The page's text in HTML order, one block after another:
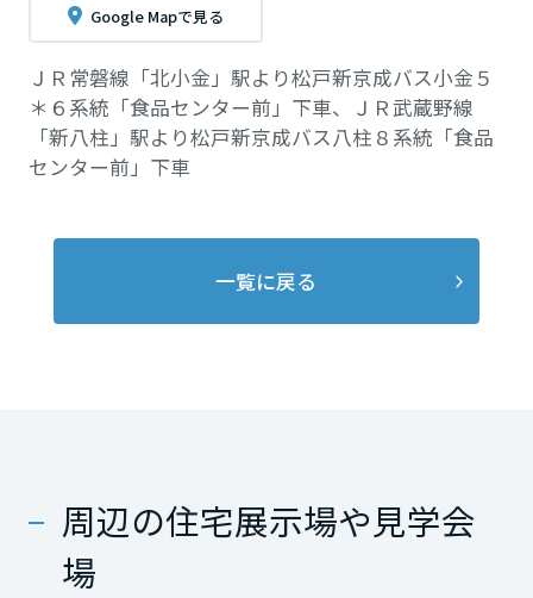
Google Mapで見る
ＪＲ常磐線「北小金」駅より松戸新京成バス小金５
＊６系統「食品センター前」下車、ＪＲ武蔵野線
「新八柱」駅より松戸新京成バス八柱８系統「食品
センター前」下車
一覧に戻る
周辺の住宅展示場や見学会
場